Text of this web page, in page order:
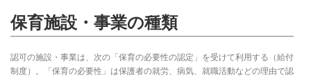
保育施設・事業の種類
認可の施設・事業は、次の「保育の必要性の認定」を受けて利用する（給付
制度）。「保育の必要性」は保護者の就労、病気、就職活動などの理由で認